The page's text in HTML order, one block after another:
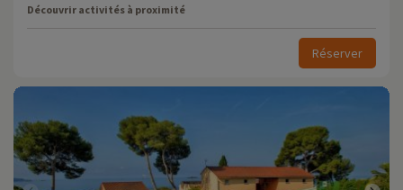
Découvrir activités à proximité
Réserver